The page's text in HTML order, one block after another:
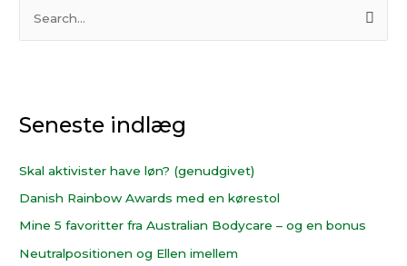
f
e
r
:
Seneste indlæg
Skal aktivister have løn? (genudgivet)
Danish Rainbow Awards med en kørestol
Mine 5 favoritter fra Australian Bodycare – og en bonus
Neutralpositionen og Ellen imellem